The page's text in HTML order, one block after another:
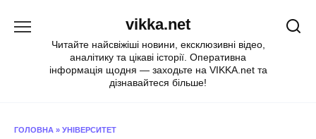
vikka.net
Читайте найсвіжіші новини, ексклюзивні відео,
аналітику та цікаві історії. Оперативна
інформація щодня — заходьте на VIKKA.net та
дізнавайтеся більше!
ГОЛОВНА » УНІВЕРСИТЕТ